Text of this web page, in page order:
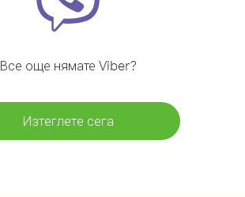
Все още нямате Viber?
Изтеглете сега